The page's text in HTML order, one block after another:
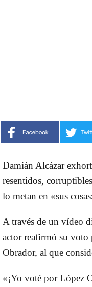
Damián Alcázar
resentidos,
lo metan en «sus
A través de un vídeo
actor reafirmó su
Obrador, al que
«¡Yo voté por López